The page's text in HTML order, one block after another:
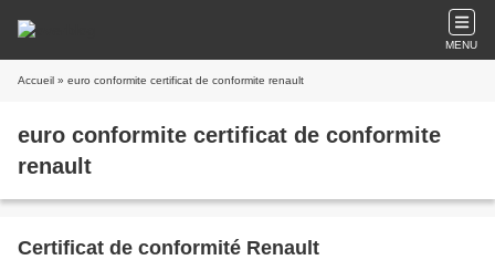
MENU
Accueil » euro conformite certificat de conformite renault
euro conformite certificat de conformite
renault
Certificat de conformité Renault